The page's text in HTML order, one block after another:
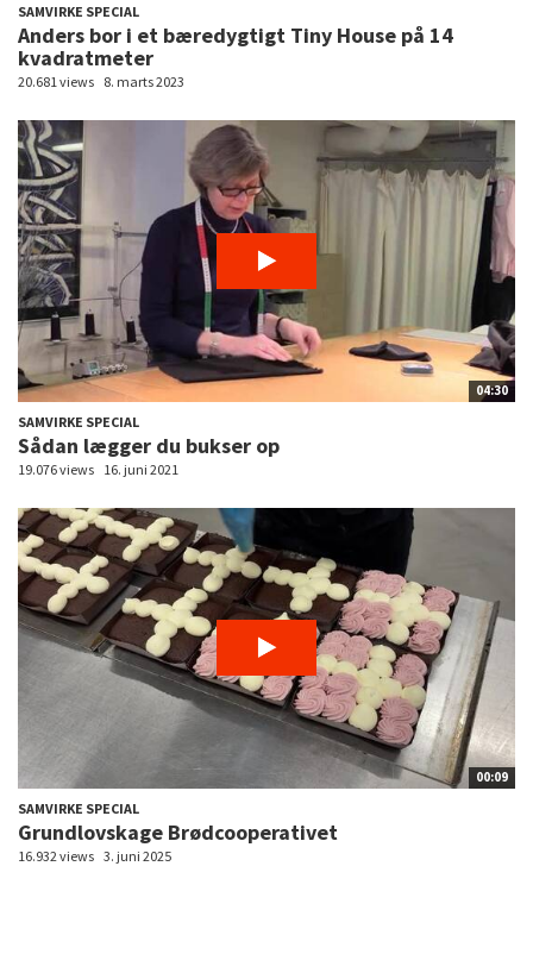
SAMVIRKE SPECIAL
Anders bor i et bæredygtigt Tiny House på 14
kvadratmeter
20.681 views 8. marts 2023
04:30
SAMVIRKE SPECIAL
Sådan lægger du bukser op
19.076 views 16. juni 2021
00:09
SAMVIRKE SPECIAL
Grundlovskage Brødcooperativet
16.932 views 3. juni 2025